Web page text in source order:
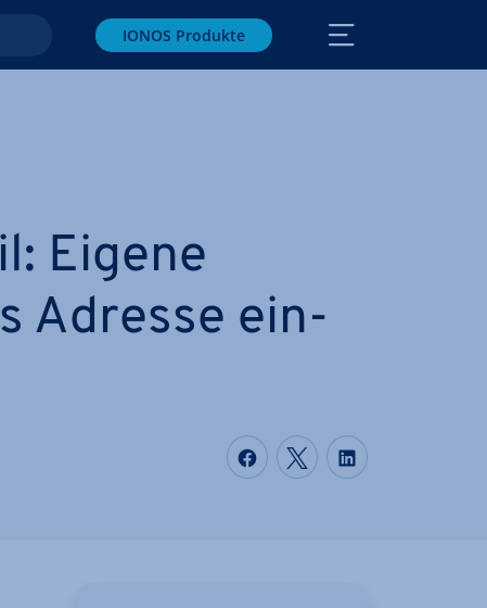
IONOS Produkte
Eigene
Adresse ein­
Auf Facebook teilen
Auf Twitter
Auf